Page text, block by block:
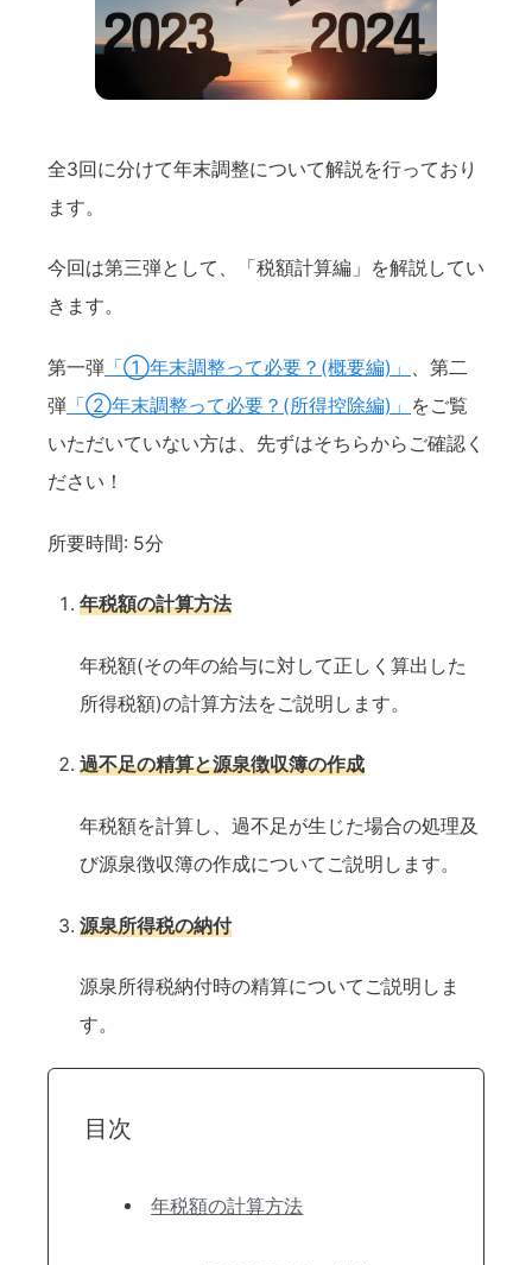
全3回に分けて年末調整について解説を行っており
ます。
今回は第三弾として、「税額計算編」を解説してい
きます。
第一弾 「①年末調整って必要？(概要編)」 、第二
弾 「②年末調整って必要？(所得控除編)」 をご覧
いただいていない方は、先ずはそちらからご確認く
ださい！
所要時間: 5分
年税額の計算方法
年税額(その年の給与に対して正しく算出した
所得税額)の計算方法をご説明します。
過不足の精算と源泉徴収簿の作成
年税額を計算し、過不足が生じた場合の処理及
び源泉徴収簿の作成についてご説明します。
源泉所得税の納付
源泉所得税納付時の精算についてご説明しま
す。
目次
年税額の計算方法